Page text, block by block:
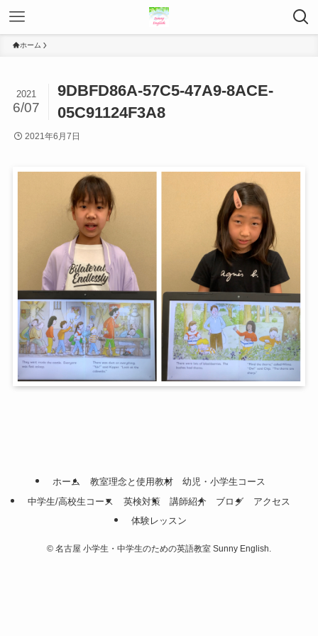
ホーム
9DBFD86A-57C5-47A9-8ACE-
05C91124F3A8
2021
6/07
2021年6月7日
ホーム 教室理念と使用教材
幼児・小学生コース
中学生/高校生コース
英検対策 講師紹介 ブログ
アクセス
体験レッスン
© 名古屋 小学生・中学生のための英語教室 Sunny English.